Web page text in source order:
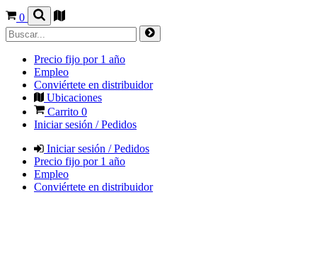
0
Precio fijo por 1 año
Empleo
Conviértete en distribuidor
Ubicaciones
Carrito 0
Iniciar sesión / Pedidos
Iniciar sesión / Pedidos
Precio fijo por 1 año
Empleo
Conviértete en distribuidor